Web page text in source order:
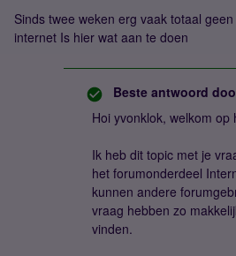
Sinds twee weken erg vaak totaal
internet Is hier wat aan te doen
Beste antwoord
Hoi yvonklok, welkom op
Ik heb dit topic met je
het forumonderdeel
kunnen andere
vraag hebben zo
vinden.